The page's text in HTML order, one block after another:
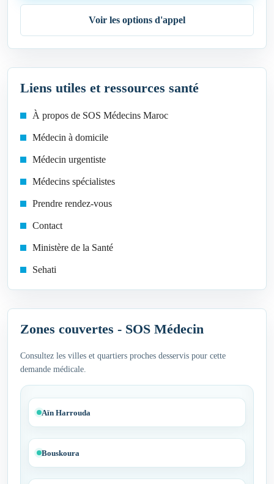
Voir les options d'appel
Liens utiles et ressources santé
À propos de SOS Médecins Maroc
Médecin à domicile
Médecin urgentiste
Médecins spécialistes
Prendre rendez-vous
Contact
Ministère de la Santé
Sehati
Zones couvertes - SOS Médecin
Consultez les villes et quartiers proches desservis pour cette
demande médicale.
Aïn Harrouda
Bouskoura